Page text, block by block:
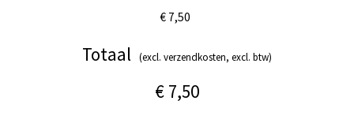
€ 7,50
Totaal (excl. verzendkosten, excl. btw)
€ 7,50